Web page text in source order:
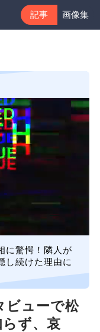
記事 画像集
に驚愕！隣人が
し続けた理由に
ビューで松
ず、哀